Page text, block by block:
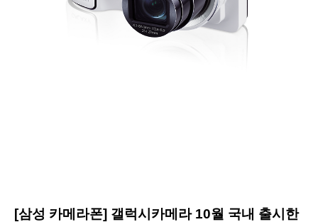
[삼성 카메라폰] 갤럭시카메라 10월 국내 출시한